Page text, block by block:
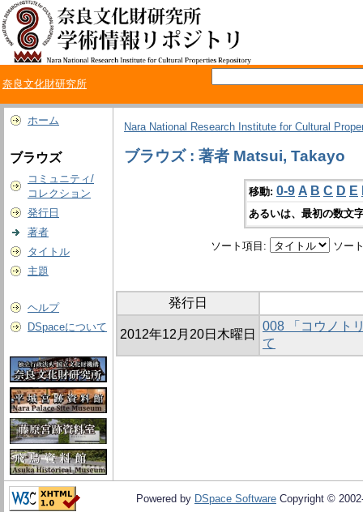
奈良文化財研究所
ホーム
ブラウズ
コミュニティ/
コレクション
発行日
著者
タイトル
主題
ヘルプ
DSpaceについて
Nara National Research Institute for Cultural
ブラウズ : 著者 Matsui, Takayo
移動: 0-9 A B C D E
あるいは、最初の数文
ソート項目: ソー
発行日
2012年12月20日木曜日
008 「コウノト
て
Powered by DSpace Software Copyright ©